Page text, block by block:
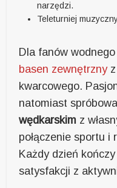
narzędzi.
Teleturniej
Dla fanów
basen zewnętrznyz
kwarcowego.
natomiast
wędkarskim z
połączenie sportu i
Każdy dzień
satysfakcji z